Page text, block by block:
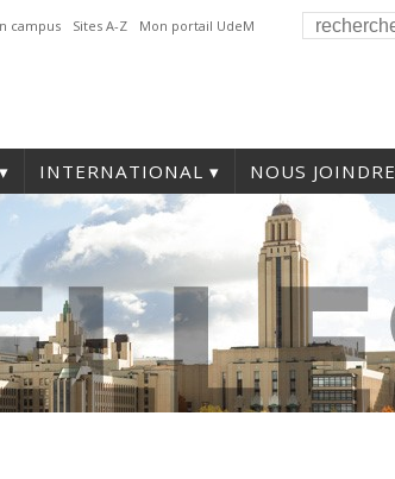
campus Sites A-Z Mon portail UdeM
INTERNATIONAL NOUS JOINDRE